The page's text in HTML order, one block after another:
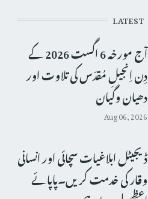
LATEST
آج مورخہ 6 اگست 2026 کے
دِن اِنجیلِ مُقدّس کی تلاوت اور
دھیان وگیان
Aug 06, 2026
ڈیجیٹل ابلاغیات سچائی اور انسانی
وقار کی خدمت کریں۔پاپائے